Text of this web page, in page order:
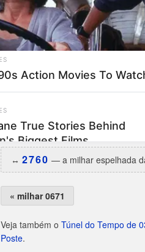
Curiosidades da 0672
O dia da semana preferido é
Maior hiato:2.562 dias (há
,
↔️ 2760 — a milhar espelhada
« milhar 0671
Veja também o Túnel do Tempo de
Poste.